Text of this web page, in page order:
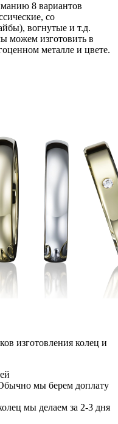
8 вариантов
со
вогнутые и т.д.
можем изготовить в
металле и цвете.
изготовления колец и
мы берем доплату
мы делаем за 2-3 дня